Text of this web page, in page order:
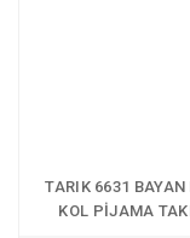
TARIK 6631 BAYAN
KOL PİJAMA